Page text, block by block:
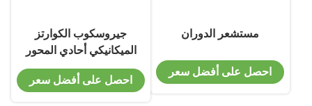
مستشعر الدوران
احصل على أفضل سعر
جيروسكوب الكوارتز
الميكانيكي أحادي المحور
الناتج كوريوليس هزاز
مقياس التسارع مستشعر
احصل على أفضل سعر